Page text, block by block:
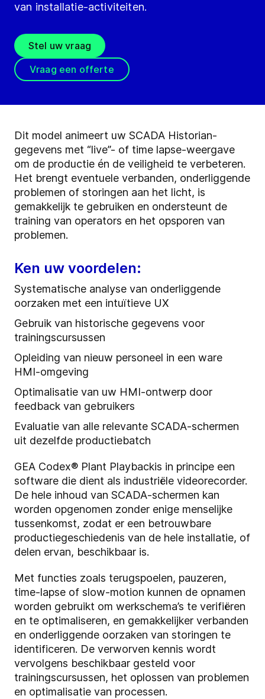
van installatie-activiteiten.
Stel uw vraag
Vraag een offerte
Dit model animeert uw SCADA Historian-
gegevens met “live”- of time lapse-weergave
om de productie én de veiligheid te verbeteren.
Het brengt eventuele verbanden, onderliggende
problemen of storingen aan het licht, is
gemakkelijk te gebruiken en ondersteunt de
training van operators en het opsporen van
problemen.
Ken uw voordelen:
Systematische analyse van onderliggende
oorzaken met een intuïtieve UX
Gebruik van historische gegevens voor
trainingscursussen
Opleiding van nieuw personeel in een ware
HMI-omgeving
Optimalisatie van uw HMI-ontwerp door
feedback van gebruikers
Evaluatie van alle relevante SCADA-schermen
uit dezelfde productiebatch
GEA Codex® Plant Playbackis in principe een
software die dient als industriële videorecorder.
De hele inhoud van SCADA-schermen kan
worden opgenomen zonder enige menselijke
tussenkomst, zodat er een betrouwbare
productiegeschiedenis van de hele installatie, of
delen ervan, beschikbaar is.
Met functies zoals terugspoelen, pauzeren,
time-lapse of slow-motion kunnen de opnamen
worden gebruikt om werkschema’s te verifiëren
en te optimaliseren, en gemakkelijker verbanden
en onderliggende oorzaken van storingen te
identificeren. De verworven kennis wordt
vervolgens beschikbaar gesteld voor
trainingscursussen, het oplossen van problemen
en optimalisatie van processen.